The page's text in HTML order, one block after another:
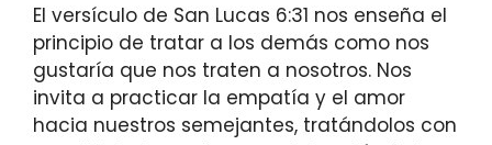
El versículo de San Lucas 6:31 nos enseña el
principio de tratar a los demás como nos
gustaría que nos traten a nosotros. Nos
invita a practicar la empatía y el amor
hacia nuestros semejantes, tratándolos con